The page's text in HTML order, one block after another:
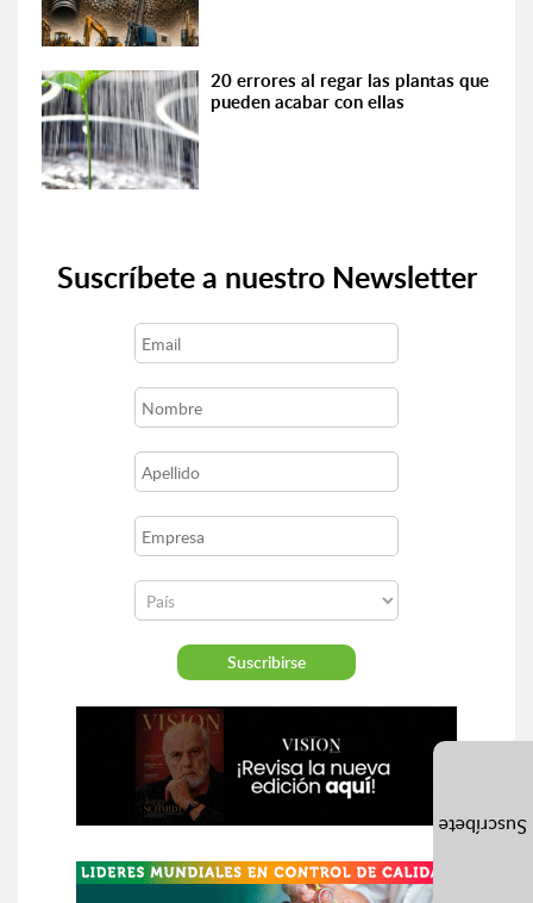
20 errores al regar las plantas que
pueden acabar con ellas
Suscríbete a nuestro Newsletter
Suscríbete